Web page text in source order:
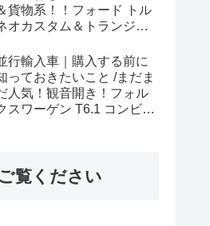
貨物系！！フォード トル
オカスタム＆トランジッ
！
行輸入車｜購入する前に
っておきたいこと /まだま
人気！観音開き！フォル
スワーゲン T6.1 コンビ横
覧ください